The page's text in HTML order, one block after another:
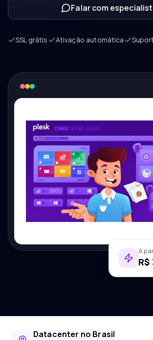
Falar com
SSL grátis Ativação automática
A
R$
Datacenter no Brasil